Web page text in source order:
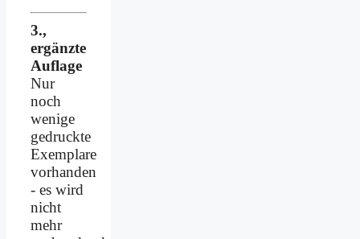
3.,
ergänzte
Auflage
Nur
noch
wenige
gedruckte
Exemplare
vorhanden
- es wird
nicht
mehr